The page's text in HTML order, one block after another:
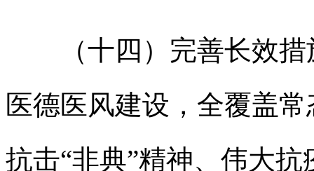
（十四）完善长效措
医德医风建设，全覆盖
抗击“非典”精神、伟大